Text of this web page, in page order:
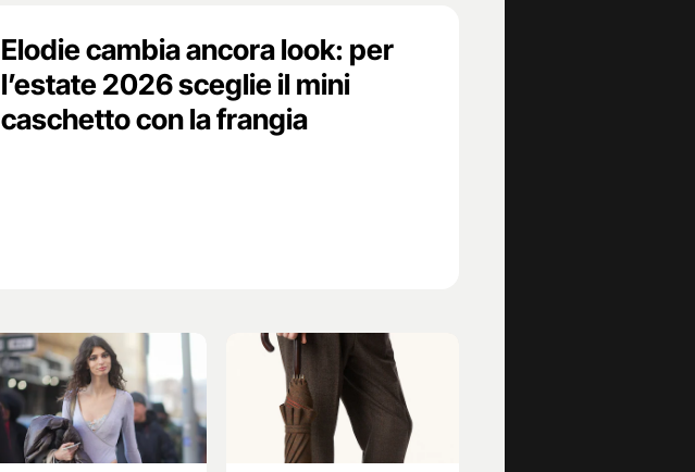
Elodie cambia ancora look: per
l’estate 2026 sceglie il mini
caschetto con la frangia